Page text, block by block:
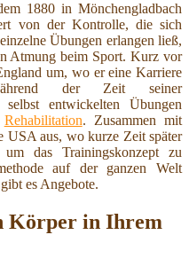
1880 in Mönchengladbach
von der Kontrolle, die sich
Übungen erlangen ließ,
Atmung beim Sport. Kurz vor
um, wo er eine Karriere
der Zeit seiner
entwickelten Übungen
Rehabilitation. Zusammen mit
USA aus, wo kurze Zeit später
das Trainingskonzept zu
auf der ganzen Welt
es Angebote.
Körper in Ihrem